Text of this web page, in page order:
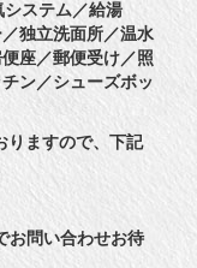
ステム／給湯
独立洗面所／温水
座／郵便受け／照
ン／シューズボッ
りますので、下記
お問い合わせお待